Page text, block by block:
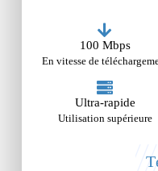
100 Mbps
En vitesse de
Ultra-rapide
Utilisation supérieure